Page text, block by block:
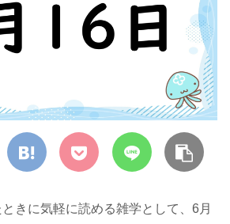
きに気軽に読める雑学として、6月